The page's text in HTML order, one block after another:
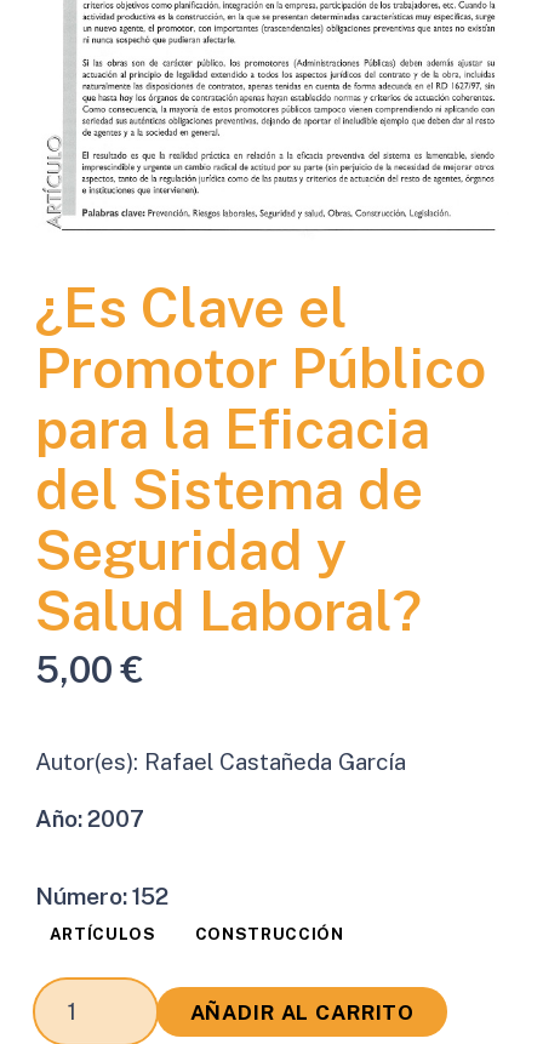
¿Es Clave el
Promotor Público
para la Eficacia
del Sistema de
Seguridad y
Salud Laboral?
5,00€
Autor(es): Rafael Castañeda García
Año:2007
Número:152
ARTÍCULOS CONSTRUCCIÓN
¿Es
Clave
AÑADIR AL CARRITO